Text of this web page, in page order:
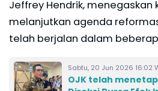
Jeffrey Hendrik,
melanjutkan agenda
telah berjalan dalam
Sabtu, 20 Jun 2026 16:02
OJK telah